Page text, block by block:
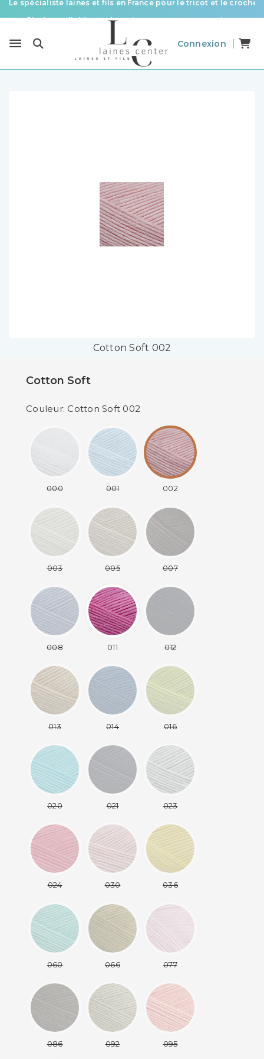
Des fils de qualité à tous les prix pour toutes vos envies !
Le spécialiste laines et fils en France pour le tricot et le crochet
Connexion
Cotton Soft 002
Cotton Soft
Couleur: Cotton Soft 002
000 001 002
003 005 007
008 011 012
013 014 016
020 021 023
024 030 036
060 066 077
086 092 095